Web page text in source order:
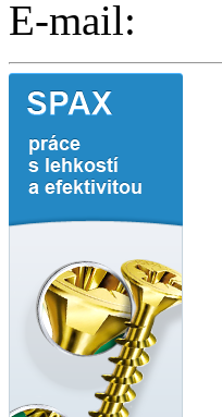
E-mail: